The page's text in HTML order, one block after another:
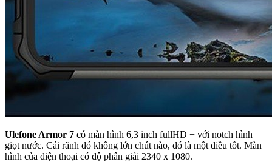
Ulefone Armor 7 có màn hình 6,3 inch fullHD + với notch hình
giọt nước. Cái rãnh đó không lớn chút nào, đó là một điều tốt. Màn
hình của điện thoại có độ phân giải 2340 x 1080.